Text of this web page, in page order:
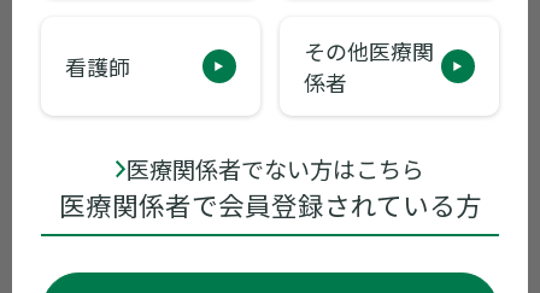
看護師
その他医療関
係者
医療関係者でない方はこちら
医療関係者で会員登録されている方
ー病をはじめとする遺伝性疾患が疑われる場合
や遺伝カウンセリングが必要な場合など、ぜひ
ご相談ください。
病気を正しく理解いただくために